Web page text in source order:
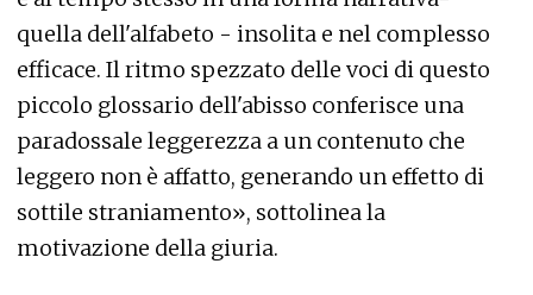
quella dell'alfabeto - insolita e nel complesso
efficace. Il ritmo spezzato delle voci di questo
piccolo glossario dell'abisso conferisce una
paradossale leggerezza a un contenuto che
leggero non è affatto, generando un effetto di
sottile straniamento», sottolinea la
motivazione della giuria.